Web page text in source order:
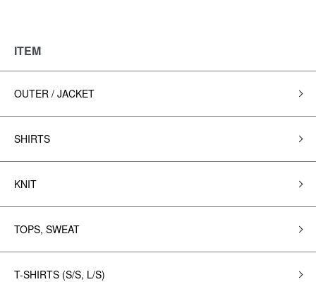
ITEM
OUTER / JACKET
SHIRTS
KNIT
TOPS, SWEAT
T-SHIRTS (S/S, L/S)